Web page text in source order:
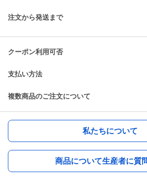
注文から発送まで
クーポン利用可否
支払い方法
複数商品のご注文について
私たちについて
商品について生産者に質